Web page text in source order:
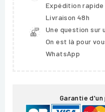
Expédition
Livraison 48h
Une question sur
On est là pour
WhatsApp
Garantie